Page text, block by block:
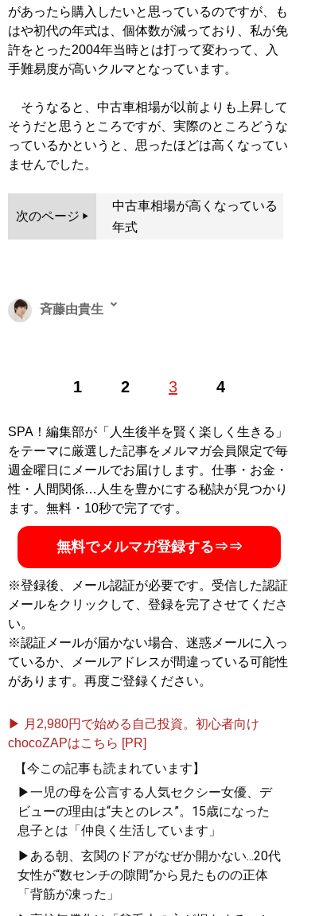
があったら購入したいと思っているのですが、も
はや初代の年式は、個体数が減っており、私が免
許をとった2004年当時とは打って変わって、入
手難易度が高いクルマとなっています。
そうなると、中古車相場が以前よりも上昇して
そうだと思うところですが、実際のところどうな
っているかというと、思ったほどは高くなってい
ませんでした。
次のページ
中古車相場が高くなっている
年式
1 2 3 4
斉藤由貴生
で執筆。母方の祖父はチャコット創業者、父
婚。中学1年生の頃より、企業のホームページ作成業務
を個人で請負い収入を得る。それを元手に高級腕時計を
購入。その頃、買った値段より高く売る腕時計投資を考
案し、時計の売買で資金を増やしていく。高校卒業後は
就職、5年間の社会人経験を経てから筑波大学情報学群
情報メディア創成学類に入学。お金を使わず贅沢する
「ドケチ快適」のプロ。腕時計は買った値段より高く売
却、ロールスロイスは実質10万円で購入。著書に『
な！』がある
『もう新品は買うな！』
で無駄遣いをするのはや
めよう
SPA！編集部が「人生後半を賢く楽しく生きる」
をテーマに厳選した記事をメルマガ会員限定で毎
週金曜日にメールでお届けします。仕事・お金・
性・人間関係…人生を豊かにする秘訣が見つかり
ます。無料・10秒で完了です。
無料でメルマガ登録する⇒⇒
※登録後、メール認証が必要です。受信した認証
メールをクリックして、登録を完了させてくださ
い。
※認証メールが届かない場合、迷惑メールに入っ
ているか、メールアドレスが間違っている可能性
があります。再度ご登録ください。
▶ 月2,980円で始める自己投資。初心者向け
chocoZAPはこちら [PR]
【今この記事も読まれています】
▶一児の母を公言する人気セクシー女優、デ
ビューの理由は“夫とのレス”。15歳になった
息子とは「仲良く生活しています」
▶ある朝、玄関のドアがなぜか開かない...20代
女性が“数センチの隙間”から見たものの正体
「背筋が凍った」